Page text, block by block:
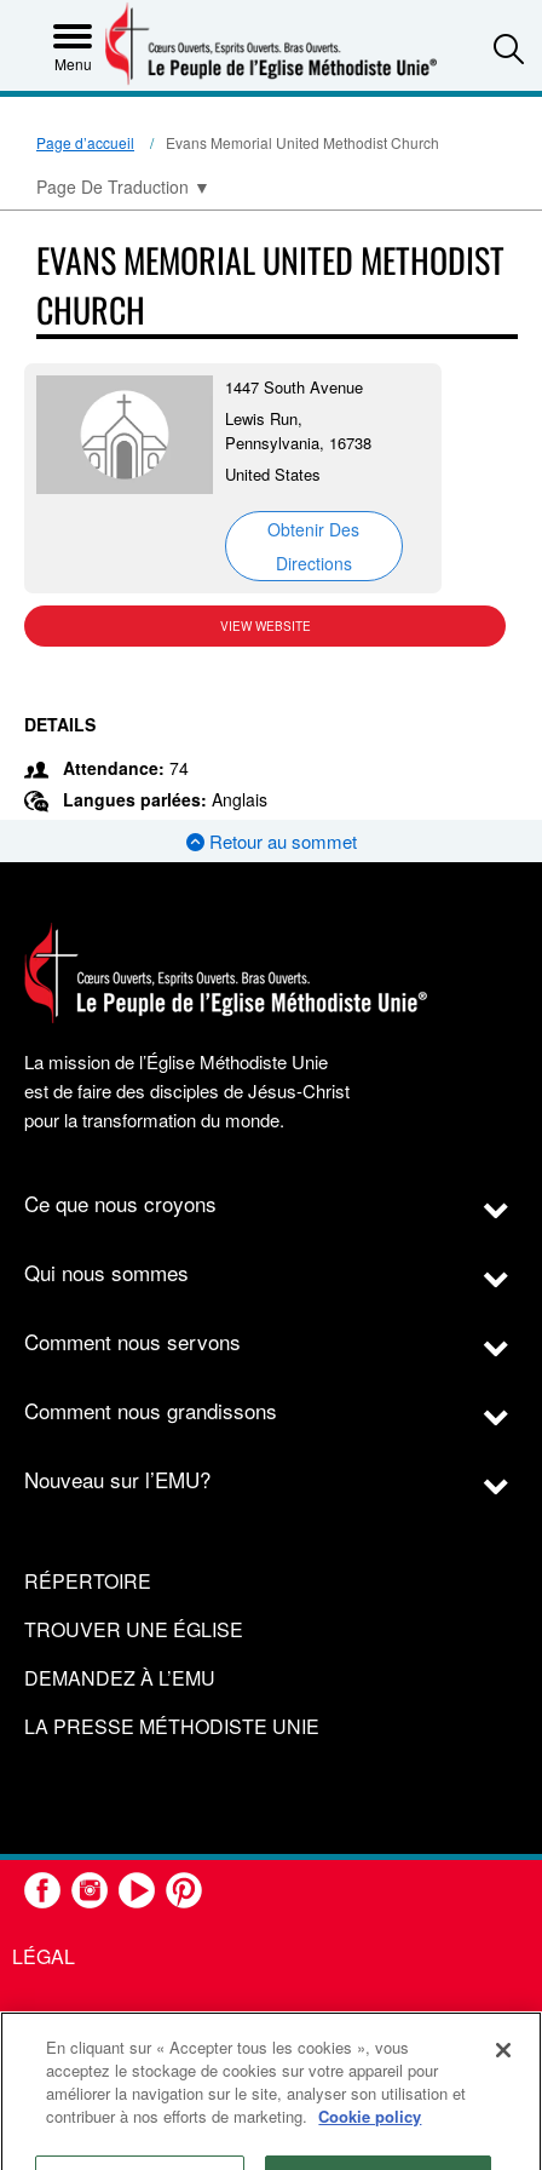
Menu
Page d’accueil Evans Memorial United Methodist Church
Page De Traduction ▼
EVANS MEMORIAL UNITED METHODIST
CHURCH
1447 South Avenue
Lewis Run,
Pennsylvania, 16738
United States
Obtenir Des
Directions
VIEW WEBSITE
DETAILS
Attendance: 74
Langues parlées: Anglais
Retour au sommet
La mission de l’Église Méthodiste Unie
est de faire des disciples de Jésus-Christ
pour la transformation du monde.
Ce que nous croyons
Qui nous sommes
Comment nous servons
Comment nous grandissons
Nouveau sur l’EMU?
RÉPERTOIRE
TROUVER UNE ÉGLISE
DEMANDEZ À L’EMU
LA PRESSE MÉTHODISTE UNIE
LÉGAL
United Methodist Communications est une agence de l'Église
Méthodiste Unie
Communications Méthodistes Unies. Tous droits
réservés
En cliquant sur « Accepter tous les cookies », vous
acceptez le stockage de cookies sur votre appareil pour
améliorer la navigation sur le site, analyser son utilisation et
contribuer à nos efforts de marketing. Cookie policy